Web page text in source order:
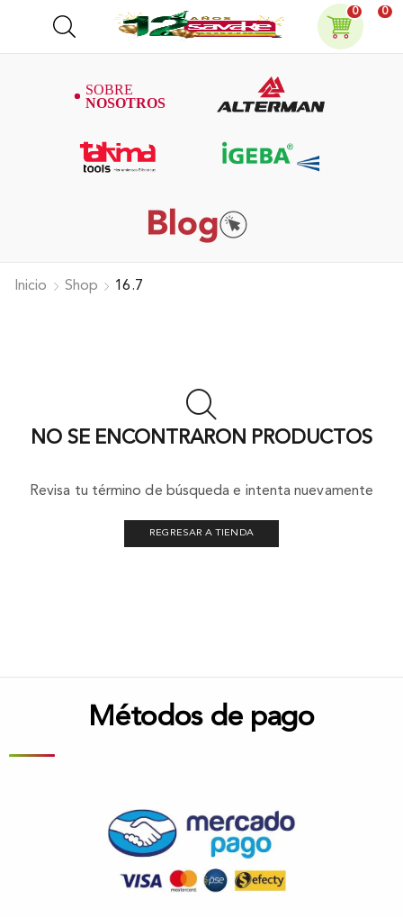
0 0
Inicio Shop 16.7
NO SE ENCONTRARON PRODUCTOS
Revisa tu término de búsqueda e intenta nuevamente
REGRESAR A TIENDA
Métodos de pago